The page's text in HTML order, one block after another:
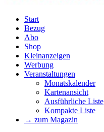
Start
Bezug
Abo
Shop
Kleinanzeigen
Werbung
Veranstaltungen
Monatskalender
Kartenansicht
Ausführliche Liste
Kompakte Liste
→ zum Magazin